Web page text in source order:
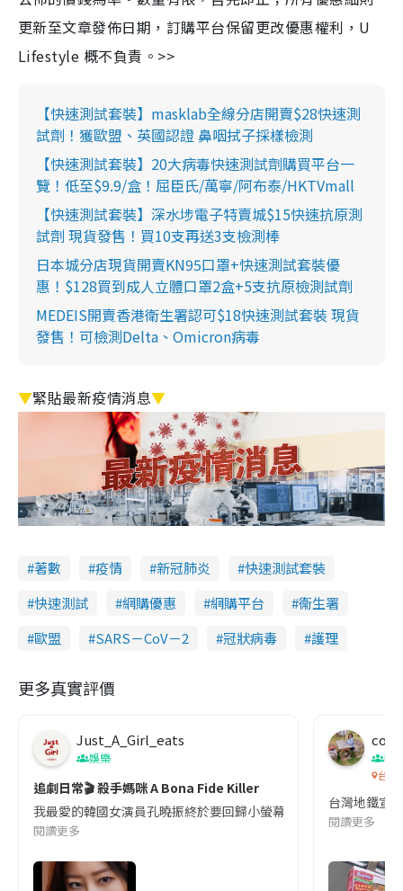
更新至文章發佈日期，訂購平台保留更改優惠權利，U
Lifestyle 概不負責。>>
【快速測試套裝】masklab全線分店開賣$28快速測
試劑！獲歐盟、英國認證 鼻咽拭子採樣檢測
【快速測試套裝】20大病毒快速測試劑購買平台一
覽！低至$9.9/盒！屈臣氏/萬寧/阿布泰/HKTVmall
【快速測試套裝】深水埗電子特賣城$15快速抗原測
試劑 現貨發售！買10支再送3支檢測棒
日本城分店現貨開賣KN95口罩+快速測試套裝優
惠！$128買到成人立體口罩2盒+5支抗原檢測試劑
MEDEIS開賣香港衛生署認可$18快速測試套裝 現貨
發售！可檢測Delta、Omicron病毒
▼緊貼最新疫情消息▼
著數 疫情 新冠肺炎
快速測試套裝
快速測試
網購優惠 網購平台
衞生署
歐盟
SARS－CoV－2 冠狀病毒 護理
更多真實評價
Just_A_Girl_eats
娛樂
追劇日常🎬 殺手媽咪 A Bona Fide Killer
我最愛的韓國女演員孔曉振終於要回歸小螢幕啦!這次的劇本改編
閱讀更多
co
吹
台灣
台灣地鐵宣
閱讀更多